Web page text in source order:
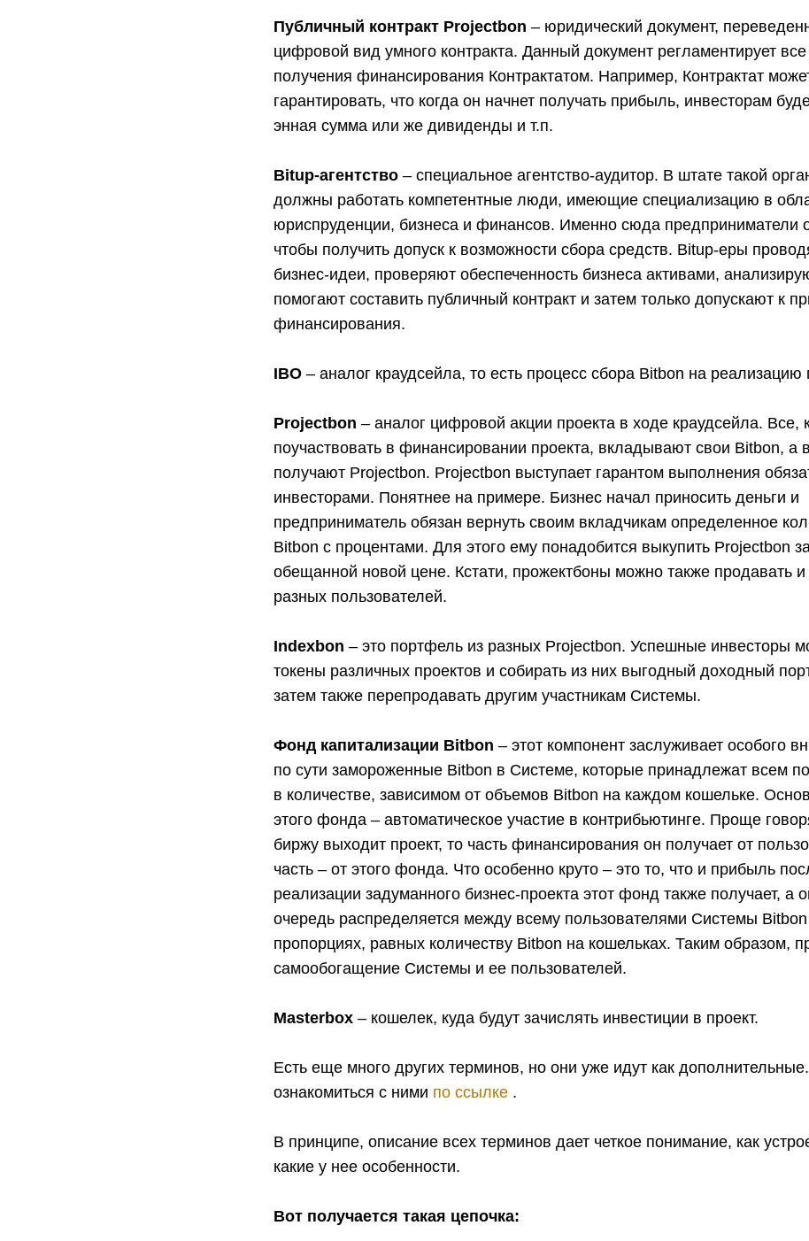
Публичный контракт Projectbon – юридический документ,
цифровой вид умного контракта. Данный документ регламентирует
получения финансирования Контрактатом. Например, Контрактат
гарантировать, что когда он начнет получать прибыль, инвесторам
энная сумма или же дивиденды и т.п.
Bitup-агентство – специальное агентство-аудитор. В штате такой
должны работать компетентные люди, имеющие специализацию в
юриспруденции, бизнеса и финансов. Именно сюда предприниматели
чтобы получить допуск к возможности сбора средств. Bitup-еры
бизнес-идеи, проверяют обеспеченность бизнеса активами,
помогают составить публичный контракт и затем только допускают к
финансирования.
IBO – аналог краудсейла, то есть процесс сбора Bitbon на реализацию
Projectbon – аналог цифровой акции проекта в ходе краудсейла. Все,
поучаствовать в финансировании проекта, вкладывают свои Bitbon, а
получают Projectbon. Projectbon выступает гарантом выполнения
инвесторами. Понятнее на примере. Бизнес начал приносить деньги и
предприниматель обязан вернуть своим вкладчикам определенное
Bitbon с процентами. Для этого ему понадобится выкупить Projectbon
обещанной новой цене. Кстати, прожектбоны можно также продавать и
разных пользователей.
Indexbon – это портфель из разных Projectbon. Успешные инвесторы
токены различных проектов и собирать из них выгодный доходный
затем также перепродавать другим участникам Системы.
Фонд капитализации Bitbon – этот компонент заслуживает особого
по сути замороженные Bitbon в Системе, которые принадлежат всем
в количестве, зависимом от объемов Bitbon на каждом кошельке.
этого фонда – автоматическое участие в контрибьютинге. Проще
биржу выходит проект, то часть финансирования он получает от
часть – от этого фонда. Что особенно круто – это то, что и прибыль
реализации задуманного бизнес-проекта этот фонд также получает, а
очередь распределяется между всему пользователями Системы
пропорциях, равных количеству Bitbon на кошельках. Таким образом,
самообогащение Системы и ее пользователей.
Masterbox – кошелек, куда будут зачислять инвестиции в проект.
Есть еще много других терминов, но они уже идут как
ознакомиться с ними по ссылке .
В принципе, описание всех терминов дает четкое понимание, как
какие у нее особенности.
Вот получается такая цепочка: